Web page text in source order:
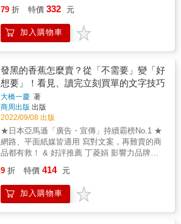
律、腳本製作過程，教你做出時下最熱門的行
銷利器。 & ◎文案小白的必備工具書，從架構
到技巧都在這一本！ 本書專為小白設計，分4
大章節，依商業類別詳細介紹寫作技巧。收集
上百則爆款文案實例，並附萬用句型、不敗關
鍵字等等，從文章架構到常用詞彙，都幫你做
好功課。寫作零基礎者也不怕沒素材、沒靈
感，一小時就能掌握寫作關鍵，寫出令人眼睛
一亮的文案。 & ●美食類：用暖色系照片、細
節和氛圍，勾起人們的食慾。 ●美容用品類：
爆款化妝品，都抓住想變美的心理。 ●服裝
類：品牌要有故事、有個性，才能脫穎而出。
& 名人推薦 & 「電商原來是醬」主持人& 林克
威 Youtuber「李洛克日讀」& 李洛克 &
刪掉。 & & ★唯一繁中全新譯本，首度面世 ★
全球行銷人士人手一本，公關、廣告人、品牌
人必朝聖！ ★內容涵蓋：廣告、文案、工作原
盧建彰〈專文推薦〉 & 從廚師到廣告教父，從
務農到創立傳播帝國── 他的創意思考與品牌經
營，是所有人「提案簡報、販賣商品、推銷自
己」的必要修煉。 他的傳奇生涯，更是現代人
放膽打拼的典範！ & 本書記述廣告天才奧格威
的傳奇生涯與創作觀， 看奧格威成績差到輟學
後，如何輾轉於不同行業， 最後於競爭激烈的
廣告界中平地而起， 成為一代廣告宗師。 & 這
部初試啼聲之作，不僅為奧格威的廣告創作生
涯定調， 更成就了「品牌形象時代」的到來，
學的自白！從廣告叢林中平地而起的生存哲學
奧格威的一生充滿傳奇：他在大學的成績爛到
被退學，之後跑去當廚師、又做過推銷員，還
79 折 特價 332 元
加入購物車
發黑的香蕉怎麼賣？從「不需要」變「好
想要」！看見、讀完立刻買單的文字技巧
大橋一慶 著
商周出版 出版
2022/09/08 出版
★日本亞馬遜「廣告・宣傳」持續霸榜No.1 ★
網路、平面紙媒皆適用 寫對文案，再難賣的商
品都有救！ & 好評推薦 丁菱娟 影響力品牌學
文案的美 負責人｜林郁棠Elton 文字力教練｜
張忘形 溝通表達培訓師｜鄭緯筌 「Vista寫作
陪伴計畫」主理人──按姓氏筆劃序 百億業績推
9 折 特價 414 元
加入購物車